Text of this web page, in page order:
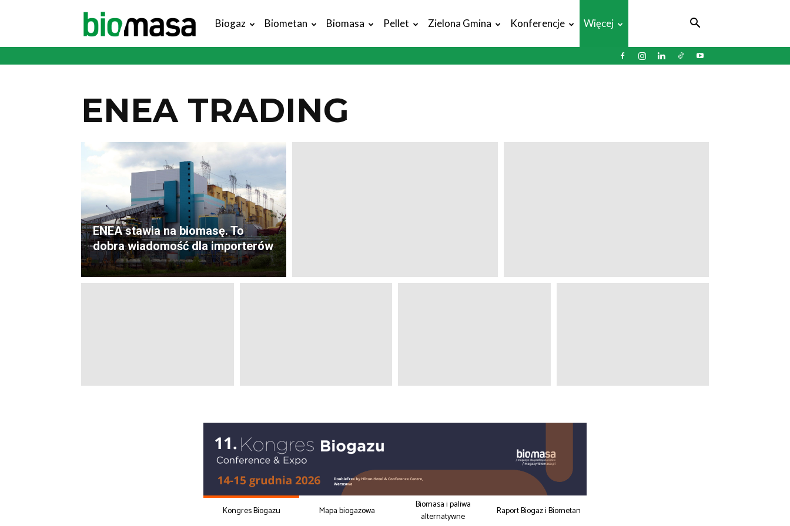
Magazyn
Biogaz Biometan Biomasa Pellet Zielona Gmina Konferencje Więcej
ENEA TRADING
ENEA stawia na biomasę. To
dobra wiadomość dla importerów
Kongres Biogazu Mapa biogazowa
Biomasa i paliwa
alternatywne
Raport Biogaz i Biometan